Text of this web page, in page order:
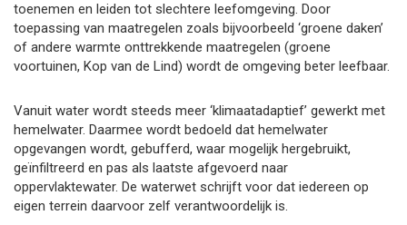
toenemen en leiden tot slechtere leefomgeving. Door
toepassing van maatregelen zoals bijvoorbeeld ‘groene daken’
of andere warmte onttrekkende maatregelen (groene
voortuinen, Kop van de Lind) wordt de omgeving beter leefbaar.
Vanuit water wordt steeds meer ‘klimaatadaptief’ gewerkt met
hemelwater. Daarmee wordt bedoeld dat hemelwater
opgevangen wordt, gebufferd, waar mogelijk hergebruikt,
geïnfiltreerd en pas als laatste afgevoerd naar
oppervlaktewater. De waterwet schrijft voor dat iedereen op
eigen terrein daarvoor zelf verantwoordelijk is.